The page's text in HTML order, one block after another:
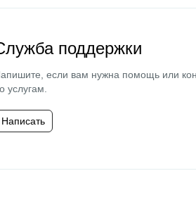
поддержки
если вам нужна помощь или
услугам.
Написать